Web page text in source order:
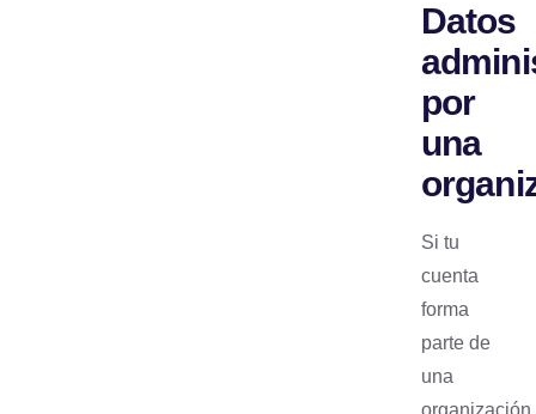
Datos
por
una
Si tu
cuenta
forma
parte de
una
organización,